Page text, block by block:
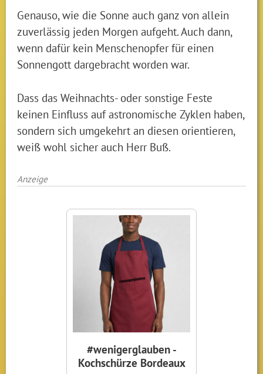
Genauso, wie die Sonne auch ganz von allein
zuverlässig jeden Morgen aufgeht. Auch dann,
wenn dafür kein Menschenopfer für einen
Sonnengott dargebracht worden war.
Dass das Weihnachts- oder sonstige Feste
keinen Einfluss auf astronomische Zyklen haben,
sondern sich umgekehrt an diesen orientieren,
weiß wohl sicher auch Herr Buß.
Anzeige
#wenigerglauben -
Kochschürze Bordeaux